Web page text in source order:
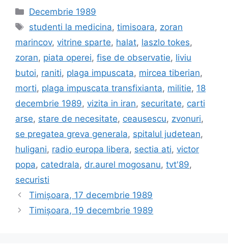
Categories
Decembrie 1989
Tags
studenti la medicina,timisoara, zoran
marincov, vitrine sparte, halat, laszlo tokes,
zoran, piata operei, fise de observatie, liviu
butoi, raniti, plaga impuscata, mircea tiberian,
morti, plaga impuscata transfixianta, militie, 18
decembrie 1989, vizita in iran, securitate, carti
arse, stare de necesitate, ceausescu, zvonuri,
se pregatea greva generala, spitalul judetean,
huligani, radio europa libera, sectia ati, victor
popa, catedrala, dr.aurel mogosanu, tvt'89,
securisti
Timișoara, 17 decembrie 1989
Timișoara, 19 decembrie 1989